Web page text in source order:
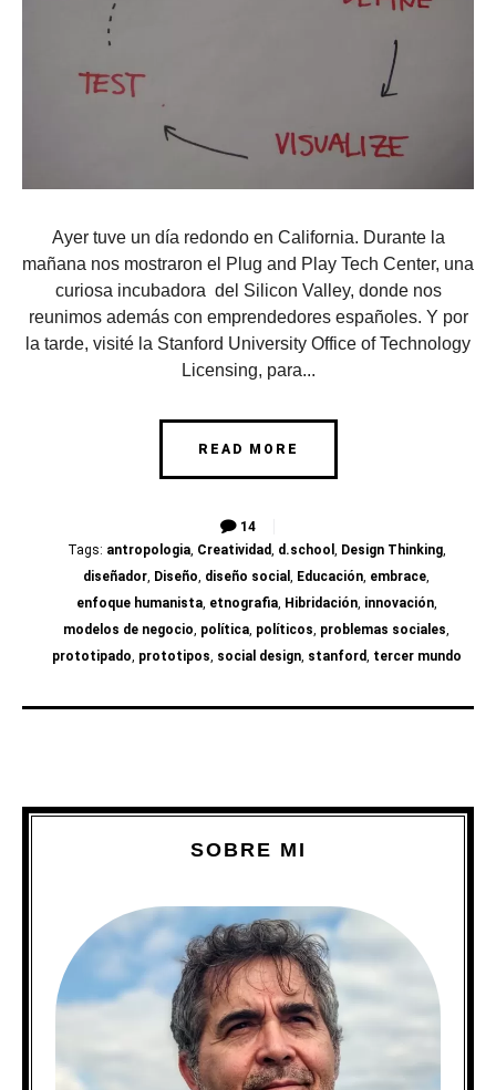
Ayer tuve un día redondo en California. Durante la
mañana nos mostraron el Plug and Play Tech Center, una
curiosa incubadora del Silicon Valley, donde nos
reunimos además con emprendedores españoles. Y por
la tarde, visité la Stanford University Office of Technology
Licensing, para...
READ MORE
14
Tags: antropologia, Creatividad, d.school , Design Thinking,
diseñador, Diseño, diseño social , Educación, embrace,
enfoque humanista, etnografia, Hibridación, innovación,
modelos de negocio, política, políticos, problemas sociales,
prototipado, prototipos, social design, stanford, tercer mundo
SOBRE MI